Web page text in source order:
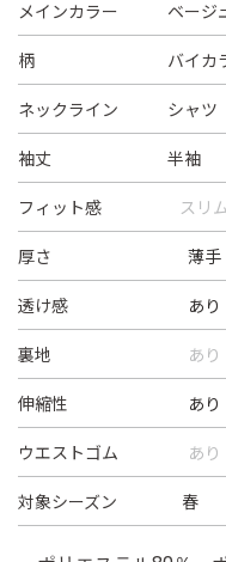
メインカラー ベージ
柄 バイカ
ネックライン シャツ
袖丈 半袖
フィット感 スリ
厚さ 薄手
透け感 あり
裏地 あり
伸縮性 あり
ウエストゴム あり
対象シーズン 春